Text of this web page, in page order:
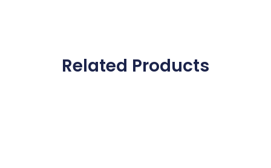
Related Products